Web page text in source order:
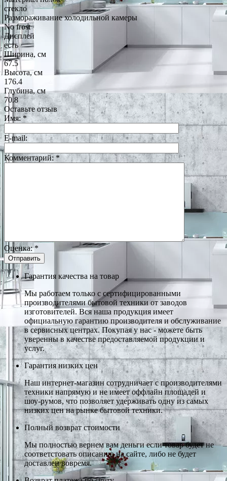
стекло
Размораживание холодильной камеры
No frost
Дисплей
есть
Ширина, см
67.5
Высота, см
176.4
Глубина, см
70.8
Оставьте отзыв
Имя:*
E-mail:
Комментарий: *
Оценка:*
Гарантия качества на товар
Мы работаем только с сертифицированными
производителями бытовой техники от заводов
изготовителей. Вся наша продукция имеет
официальную гарантию производителя и обслуживание
в сервисных центрах. Покупая у нас - можете быть
уверенны в качестве предоставляемой продукции и
услуг.
Гарантия низких цен
Наш интернет-магазин сотрудничает с производителями
техники напрямую и не имеет оффлайн площадей и
шоу-румов, что позволяет удерживать одну из самых
низких цен на рынке бытовой техники.
Полный возврат стоимости
Мы полностью вернем вам деньги если товар будет не
соответстовать описанию на сайте, либо не будет
доставлен вовремя.